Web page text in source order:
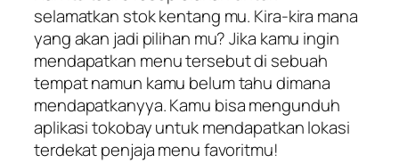
selamatkan stok kentang mu. Kira-kira mana
yang akan jadi pilihan mu? Jika kamu ingin
mendapatkan menu tersebut di sebuah
tempat namun kamu belum tahu dimana
mendapatkanyya. Kamu bisa mengunduh
aplikasi tokobay untuk mendapatkan lokasi
terdekat penjaja menu favoritmu!